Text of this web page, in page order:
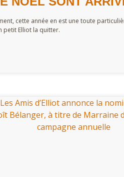
cette année en est une toute
petit Elliot la quitter.